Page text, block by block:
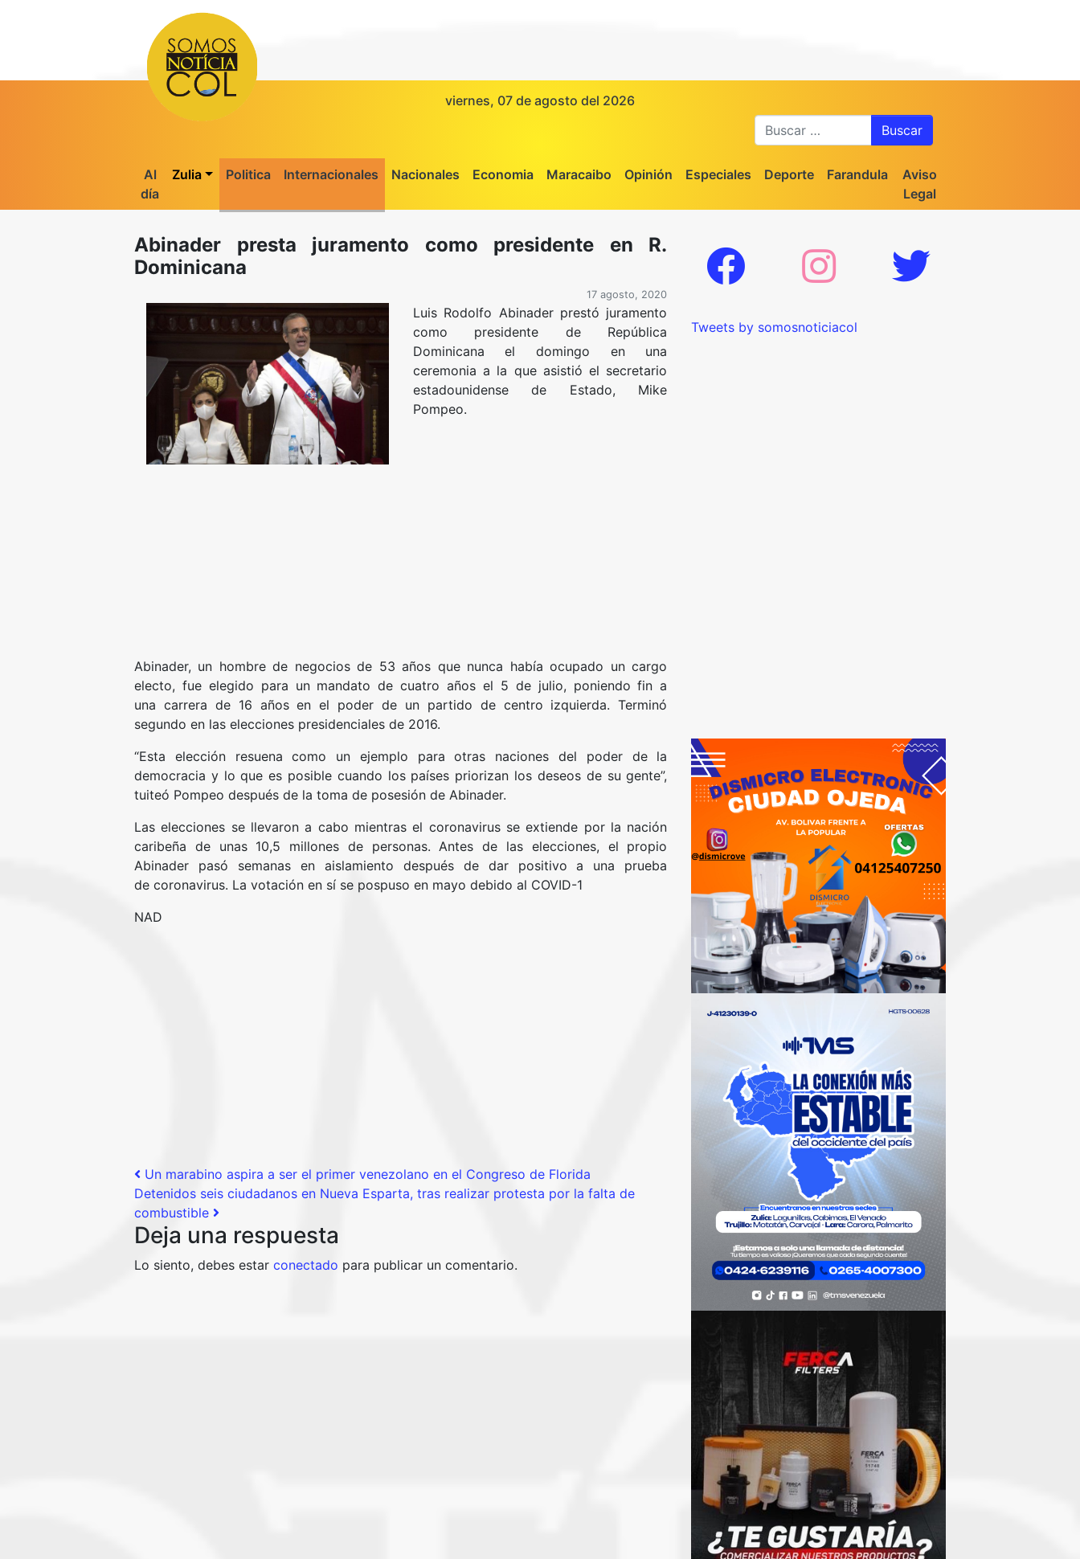
viernes, 07 de agosto del 2026
Al
día
Zulia Politica Internacionales Nacionales Economia Maracaibo Opinión Especiales Deporte Farandula
Aviso
Legal
Abinader presta juramento como presidente en R.
Dominicana
17 agosto, 2020
Luis Rodolfo Abinader prestó juramento
como presidente de República
Dominicana el domingo en una
ceremonia a la que asistió el secretario
estadounidense de Estado, Mike
Pompeo.
Abinader, un hombre de negocios de 53 años que nunca había ocupado un cargo
electo, fue elegido para un mandato de cuatro años el 5 de julio, poniendo fin a
una carrera de 16 años en el poder de un partido de centro izquierda. Terminó
segundo en las elecciones presidenciales de 2016.
“Esta elección resuena como un ejemplo para otras naciones del poder de la
democracia y lo que es posible cuando los países priorizan los deseos de su gente”,
tuiteó Pompeo después de la toma de posesión de Abinader.
Las elecciones se llevaron a cabo mientras el coronavirus se extiende por la nación
caribeña de unas 10,5 millones de personas. Antes de las elecciones, el propio
Abinader pasó semanas en aislamiento después de dar positivo a una prueba
de coronavirus. La votación en sí se pospuso en mayo debido al COVID-1
NAD
Post navigation
Un marabino aspira a ser el primer venezolano en el Congreso de Florida
Detenidos seis ciudadanos en Nueva Esparta, tras realizar protesta por la falta de
combustible
Deja una respuesta
Lo siento, debes estar conectado para publicar un comentario.
Tweets by somosnoticiacol